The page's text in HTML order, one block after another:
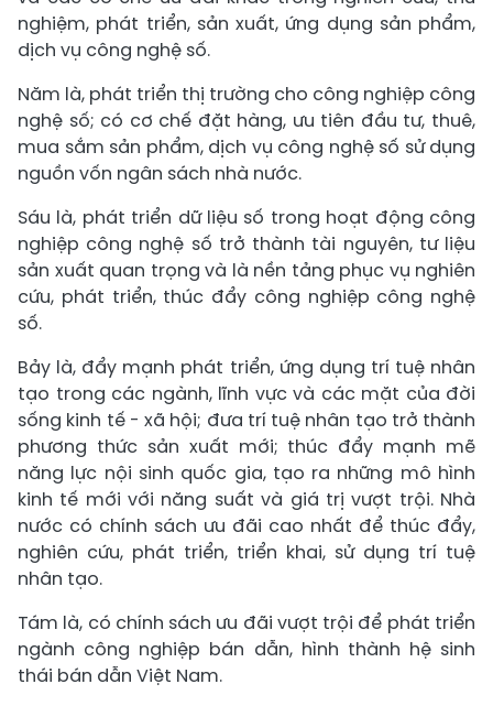
nghiệm, phát triển, sản xuất, ứng dụng sản phẩm,
dịch vụ công nghệ số.
Năm là, phát triển thị trường cho công nghiệp công
nghệ số; có cơ chế đặt hàng, ưu tiên đầu tư, thuê,
mua sắm sản phẩm, dịch vụ công nghệ số sử dụng
nguồn vốn ngân sách nhà nước.
Sáu là, phát triển dữ liệu số trong hoạt động công
nghiệp công nghệ số trở thành tài nguyên, tư liệu
sản xuất quan trọng và là nền tảng phục vụ nghiên
cứu, phát triển, thúc đẩy công nghiệp công nghệ
số.
Bảy là, đẩy mạnh phát triển, ứng dụng trí tuệ nhân
tạo trong các ngành, lĩnh vực và các mặt của đời
sống kinh tế - xã hội; đưa trí tuệ nhân tạo trở thành
phương thức sản xuất mới; thúc đẩy mạnh mẽ
năng lực nội sinh quốc gia, tạo ra những mô hình
kinh tế mới với năng suất và giá trị vượt trội. Nhà
nước có chính sách ưu đãi cao nhất để thúc đẩy,
nghiên cứu, phát triển, triển khai, sử dụng trí tuệ
nhân tạo.
Tám là, có chính sách ưu đãi vượt trội để phát triển
ngành công nghiệp bán dẫn, hình thành hệ sinh
thái bán dẫn Việt Nam.